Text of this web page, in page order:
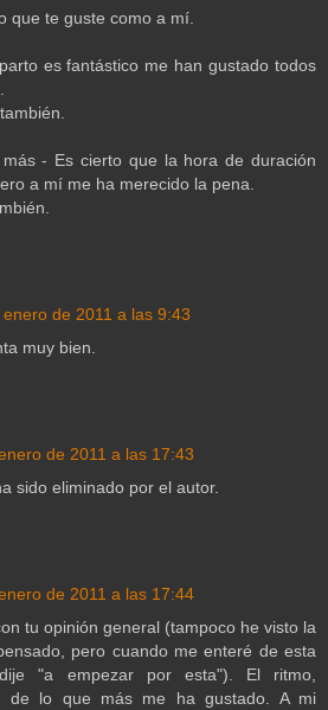
que te guste como a mí.
es fantástico me han gustado todos
más - Es cierto que la hora de duración
a mí me ha merecido la pena.
enero de 2011 a las 9:43
muy bien.
de 2011 a las 17:43
sido eliminado por el autor.
de 2011 a las 17:44
tu opinión general (tampoco he visto la
pero cuando me enteré de esta
"a empezar por esta"). El ritmo,
de lo que más me ha gustado. A mi